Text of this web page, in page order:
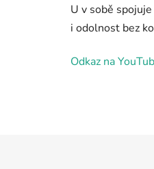
U v sobě
i odolnost bez
Odkaz na